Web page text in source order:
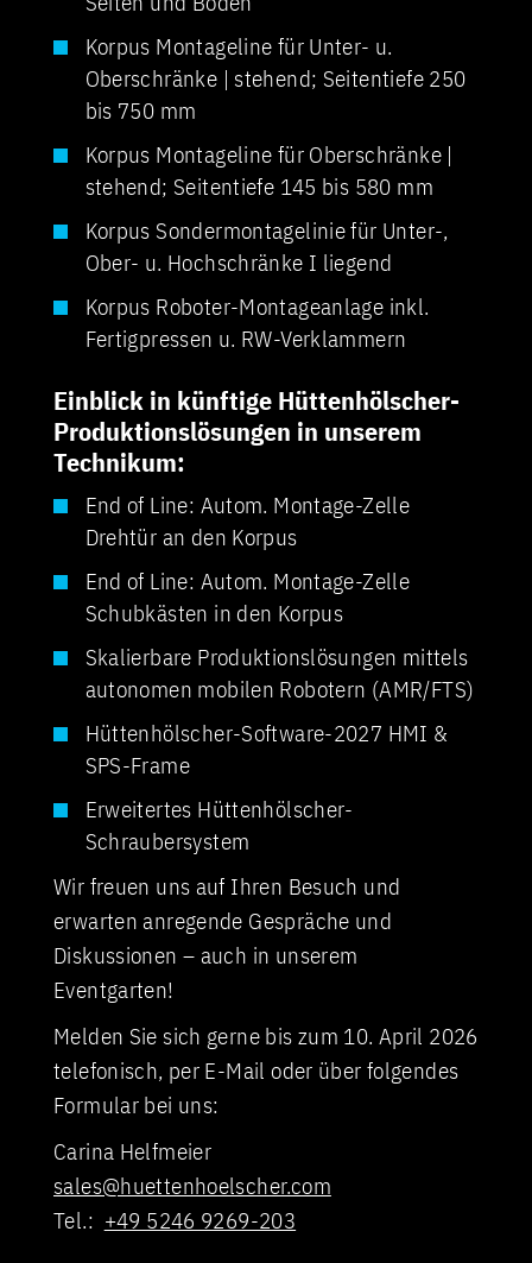
Korpus Montageline für Unter- u.
Oberschränke | stehend; Seitentiefe 250
bis 750 mm
Korpus Montageline für Oberschränke |
stehend; Seitentiefe 145 bis 580 mm
Korpus Sondermontagelinie für Unter-,
Ober- u. Hochschränke I liegend
Korpus Roboter-Montageanlage inkl.
Fertigpressen u. RW-Verklammern
Einblick in künftige Hüttenhölscher-
Produktionslösungen in unserem
Technikum:
End of Line: Autom. Montage-Zelle
Drehtür an den Korpus
End of Line: Autom. Montage-Zelle
Schubkästen in den Korpus
Skalierbare Produktionslösungen mittels
autonomen mobilen Robotern (AMR/FTS)
Hüttenhölscher-Software-2027 HMI &
SPS-Frame
Erweitertes Hüttenhölscher-
Schraubersystem
Wir freuen uns auf Ihren Besuch und
erwarten anregende Gespräche und
Diskussionen – auch in unserem
Eventgarten!
Melden Sie sich gerne bis zum 10. April 2026
telefonisch, per E-Mail oder über folgendes
Formular bei uns:
Carina Helfmeier
sales@huettenhoelscher.com
Tel.: +49 5246 9269-203